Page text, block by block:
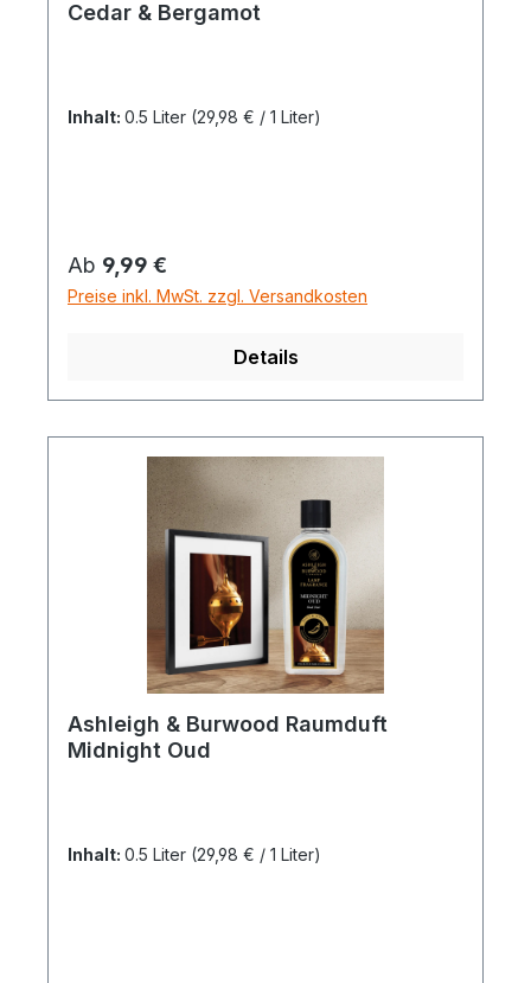
Cedar & Bergamot
Inhalt: 0.5 Liter (29,98 € / 1 Liter)
Regulärer Preis:
Ab 9,99 €
Preise inkl. MwSt. zzgl. Versandkosten
Details
Ashleigh & Burwood Raumduft
Midnight Oud
Inhalt: 0.5 Liter (29,98 € / 1 Liter)